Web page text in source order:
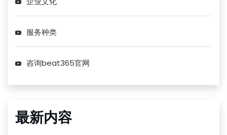
服务种类
咨询beat365官网
最新内容